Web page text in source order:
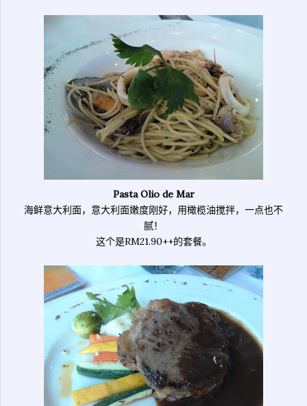
Pasta Olio de Mar
海鲜意大利面，意大利面嫩度刚好，用橄榄油搅拌，一点也不
腻！
这个是RM21.90++的套餐。